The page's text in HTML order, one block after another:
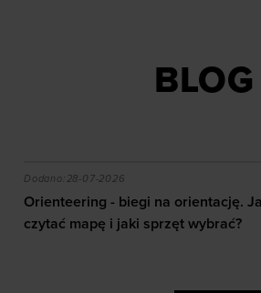
BLOG
efekty daje trening?
Orienteering - biegi na
Dodano:28-07-2026
Orienteering - biegi na orientację.
czytać mapę i jaki sprzęt wybrać?